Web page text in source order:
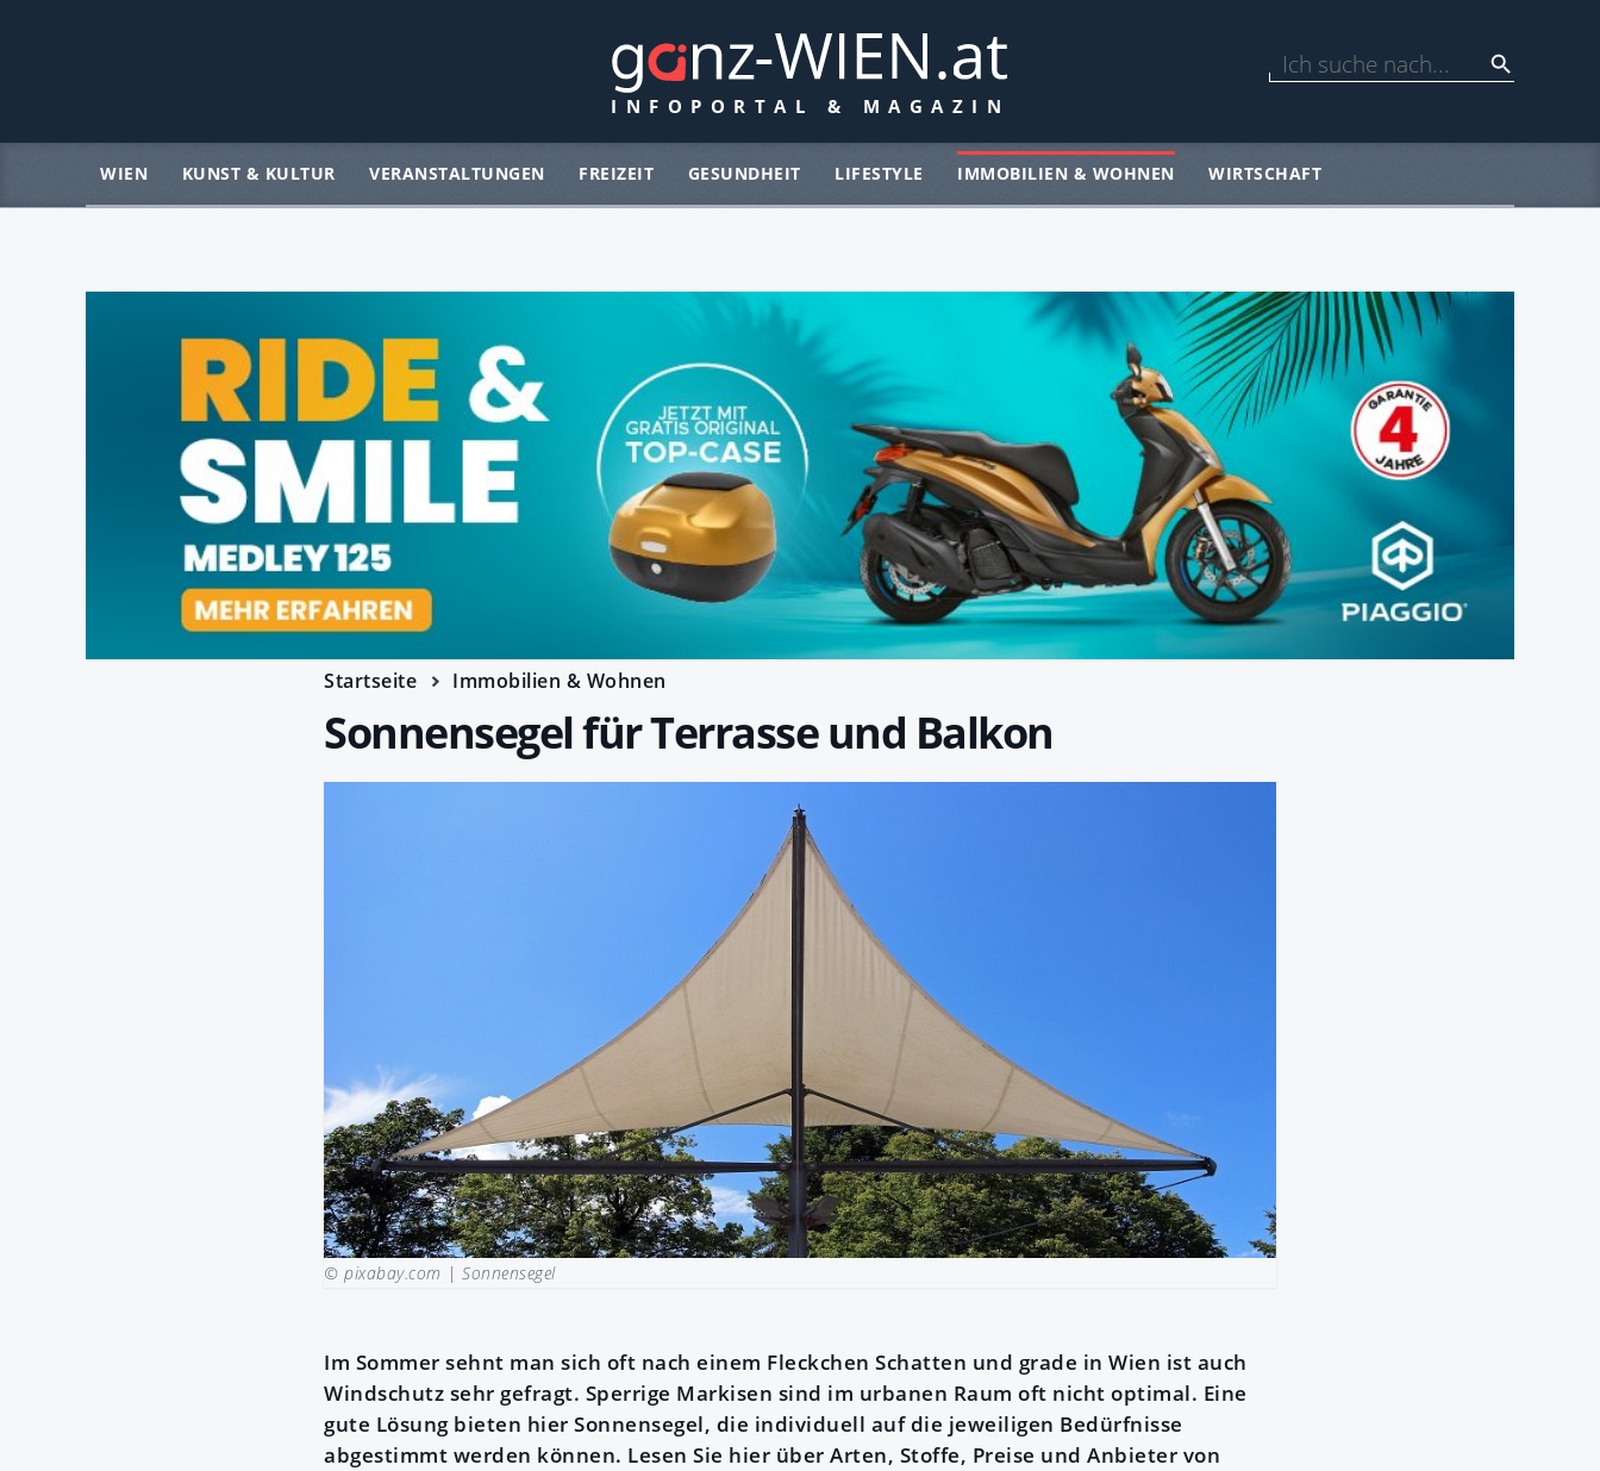
WIEN KUNST & KULTUR VERANSTALTUNGEN FREIZEIT GESUNDHEIT LIFESTYLE IMMOBILIEN & WOHNEN WIRTSCHAFT
Startseite Immobilien & Wohnen
Sonnensegel für Terrasse und Balkon
© pixabay.com | Sonnensegel
Im Sommer sehnt man sich oft nach einem Fleckchen Schatten und grade in Wien ist auch
Windschutz sehr gefragt. Sperrige Markisen sind im urbanen Raum oft nicht optimal. Eine
gute Lösung bieten hier Sonnensegel, die individuell auf die jeweiligen Bedürfnisse
abgestimmt werden können. Lesen Sie hier über Arten, Stoffe, Preise und Anbieter von